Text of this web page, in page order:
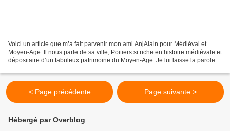
Voici un article que m’a fait parvenir mon ami AnjAlain pour Médiéval et
Moyen-Age. Il nous parle de sa ville, Poitiers si riche en histoire médiévale et
dépositaire d’un fabuleux patrimoine du Moyen-Age. Je lui laisse la parole…
< Page précédente Page suivante >
Hébergé par Overblog